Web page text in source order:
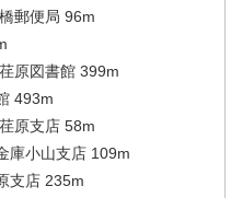
郵便局 96m
原図書館 399m
493m
原支店 58m
庫小山支店 109m
支店 235m